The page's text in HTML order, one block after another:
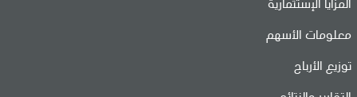
المزايا الإستثمارية
معلومات الأسهم
توزيع الأرباح